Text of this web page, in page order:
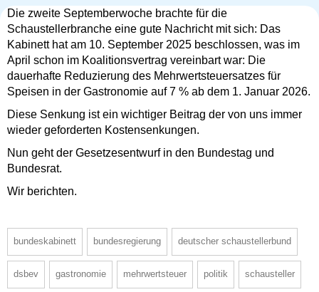
Die zweite Septemberwoche brachte für die
Schaustellerbranche eine gute Nachricht mit sich: Das
Kabinett hat am 10. September 2025 beschlossen, was im
April schon im Koalitionsvertrag vereinbart war: Die
dauerhafte Reduzierung des Mehrwertsteuersatzes für
Speisen in der Gastronomie auf 7 % ab dem 1. Januar 2026.
Diese Senkung ist ein wichtiger Beitrag der von uns immer
wieder geforderten Kostensenkungen.
Nun geht der Gesetzesentwurf in den Bundestag und
Bundesrat.
Wir berichten.
bundeskabinett bundesregierung deutscher schaustellerbund
dsbev gastronomie mehrwertsteuer politik schausteller